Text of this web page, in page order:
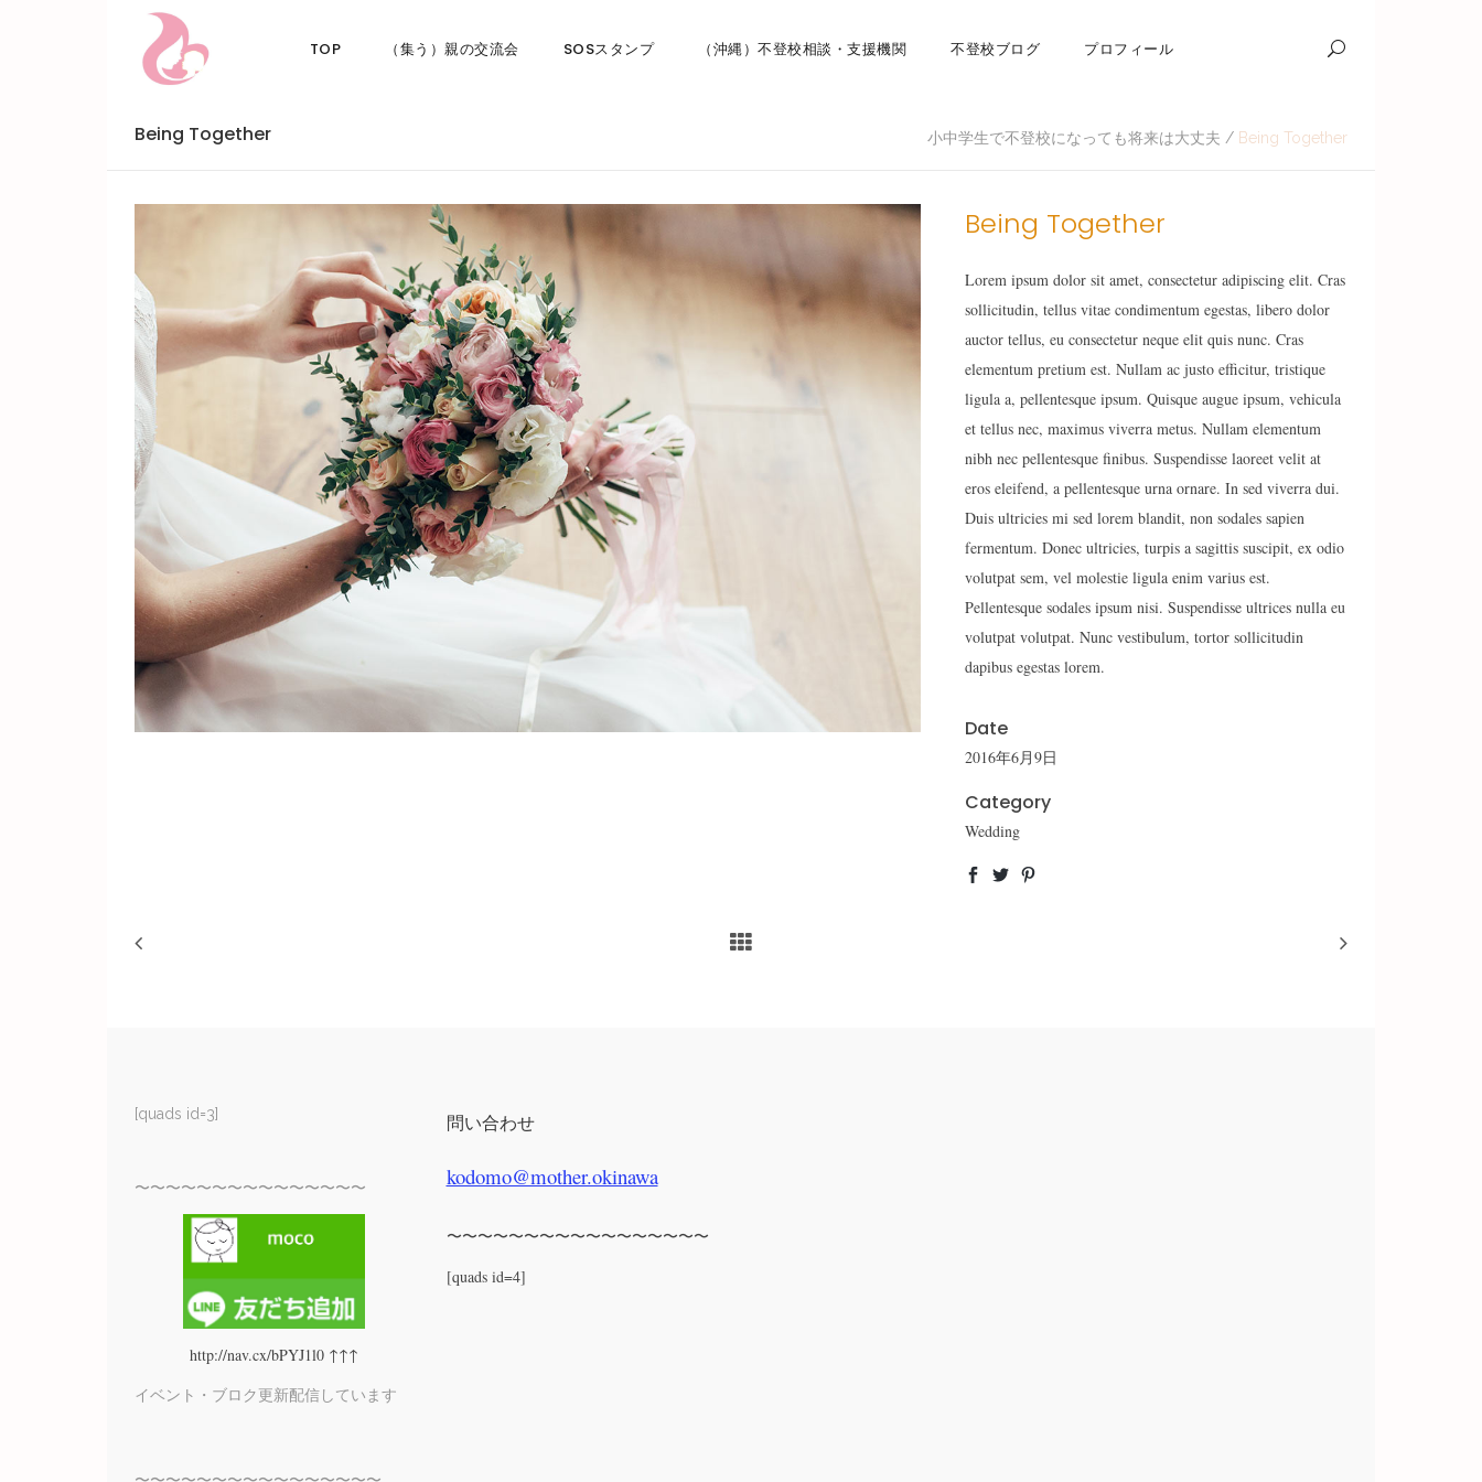
TOP （集う）親の交流会 SOSスタンプ （沖縄）不登校相談・支援機関 不登校ブログ プロフィール
Being Together 小中学生で不登校になっても将来は大丈夫 / Being Together
Being Together
Lorem ipsum dolor sit amet, consectetur adipiscing elit. Cras
sollicitudin, tellus vitae condimentum egestas, libero dolor
auctor tellus, eu consectetur neque elit quis nunc. Cras
elementum pretium est. Nullam ac justo efficitur, tristique
ligula a, pellentesque ipsum. Quisque augue ipsum, vehicula
et tellus nec, maximus viverra metus. Nullam elementum
nibh nec pellentesque finibus. Suspendisse laoreet velit at
eros eleifend, a pellentesque urna ornare. In sed viverra dui.
Duis ultricies mi sed lorem blandit, non sodales sapien
fermentum. Donec ultricies, turpis a sagittis suscipit, ex odio
volutpat sem, vel molestie ligula enim varius est.
Pellentesque sodales ipsum nisi. Suspendisse ultrices nulla eu
volutpat volutpat. Nunc vestibulum, tortor sollicitudin
dapibus egestas lorem.
Date
2016年6月9日
Category
Wedding
[quads id=3]
〜〜〜〜〜〜〜〜〜〜〜〜〜〜〜
http://nav.cx/bPYJ1l0 ↑↑↑
イベント・ブロク更新配信しています
問い合わせ
kodomo@mother.okinawa
〜〜〜〜〜〜〜〜〜〜〜〜〜〜〜〜〜
[quads id=4]